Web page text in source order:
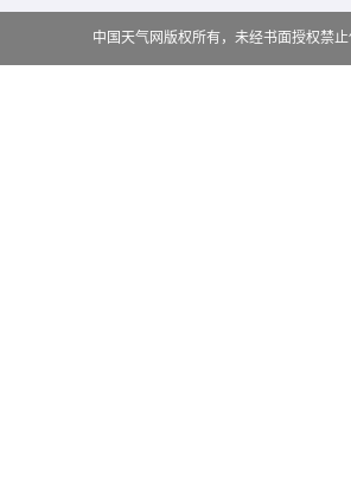
中国天气网版权所有，未经书面授权